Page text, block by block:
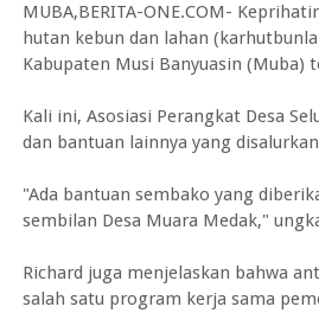
MUBA,BERITA-ONE.COM-
hutan kebun dan lahan
Kabupaten Musi Banyuasin (Muba)
Kali ini, Asosiasi Perangkat Desa
dan bantuan lainnya yang
"Ada bantuan sembako yang
sembilan Desa Muara Medak,"
Richard juga menjelaskan bahwa
salah satu program kerja sama